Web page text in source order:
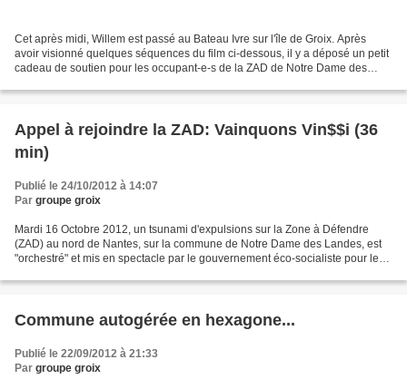
Cet après midi, Willem est passé au Bateau Ivre sur l'île de Groix. Après
avoir visionné quelques séquences du film ci-dessous, il y a déposé un petit
cadeau de soutien pour les occupant-e-s de la ZAD de Notre Dame des
Appel à rejoindre la ZAD: Vainquons Vin$$i (36
min)
Publié le 24/10/2012 à 14:07
Par groupe groix
Mardi 16 Octobre 2012, un tsunami d'expulsions sur la Zone à Défendre
(ZAD) au nord de Nantes, sur la commune de Notre Dame des Landes, est
"orchestré" et mis en spectacle par le gouvernement éco-socialiste pour le
Commune autogérée en hexagone...
Publié le 22/09/2012 à 21:33
Par groupe groix